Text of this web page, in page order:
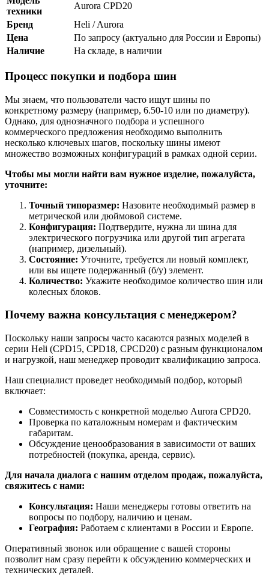
техники
Aurora CPD20
Бренд
Heli / Aurora
Цена
По запросу (актуально для России и Европы)
Наличие
На складе, в наличии
Процесс покупки и подбора шин
Мы знаем, что пользователи часто ищут шины по
конкретному размеру (например, 6.50-10 или по диаметру).
Однако, для однозначного подбора и успешного
коммерческого предложения необходимо выполнить
несколько ключевых шагов, поскольку шины имеют
множество возможных конфигураций в рамках одной серии.
Чтобы мы могли найти вам нужное изделие, пожалуйста,
уточните:
Точный типоразмер: Назовите необходимый размер в
метрической или дюймовой системе.
Конфигурация: Подтвердите, нужна ли шина для
электрического погрузчика или другой тип агрегата
(например, дизельный).
Состояние: Уточните, требуется ли новый комплект,
или вы ищете подержанный (б/у) элемент.
Количество: Укажите необходимое количество шин или
колесных блоков.
Почему важна консультация с менеджером?
Поскольку наши запросы часто касаются разных моделей в
серии Heli (CPD15, CPD18, CPCD20) с разным функционалом
и нагрузкой, наш менеджер проводит квалификацию запроса.
Наш специалист проведет необходимый подбор, который
включает:
Совместимость с конкретной моделью Aurora CPD20.
Проверка по каталожным номерам и фактическим
габаритам.
Обсуждение ценообразования в зависимости от ваших
потребностей (покупка, аренда, сервис).
Для начала диалога с нашим отделом продаж, пожалуйста,
свяжитесь с нами:
Консультация: Наши менеджеры готовы ответить на
вопросы по подбору, наличию и ценам.
География: Работаем с клиентами в России и Европе.
Оперативный звонок или обращение с вашей стороны
позволит нам сразу перейти к обсуждению коммерческих и
технических деталей.